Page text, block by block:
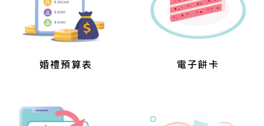
婚禮預算表 電子餅卡